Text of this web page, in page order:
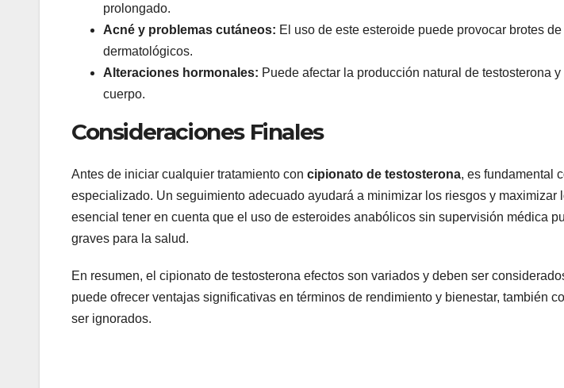
prolongado.
Acné y problemas cutáneos: El uso de este esteroide puede provocar brotes
dermatológicos.
Alteraciones hormonales: Puede afectar la producción natural de testosterona
cuerpo.
Consideraciones Finales
Antes de iniciar cualquier tratamiento con cipionato de testosterona, es fundamental
especializado. Un seguimiento adecuado ayudará a minimizar los riesgos y maximizar
esencial tener en cuenta que el uso de esteroides anabólicos sin supervisión médica
graves para la salud.
En resumen, el cipionato de testosterona efectos son variados y deben ser
puede ofrecer ventajas significativas en términos de rendimiento y bienestar, también
ser ignorados.